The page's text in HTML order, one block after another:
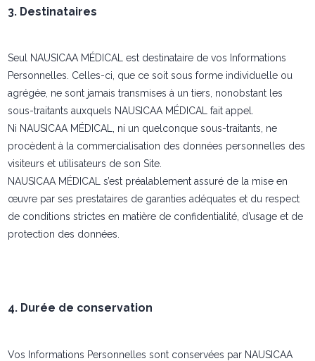
3. Destinataires
Seul NAUSICAA MÉDICAL est destinataire de vos Informations
Personnelles. Celles-ci, que ce soit sous forme individuelle ou
agrégée, ne sont jamais transmises à un tiers, nonobstant les
sous-traitants auxquels NAUSICAA MÉDICAL fait appel.
Ni NAUSICAA MÉDICAL, ni un quelconque sous-traitants, ne
procèdent à la commercialisation des données personnelles des
visiteurs et utilisateurs de son Site.
NAUSICAA MÉDICAL s’est préalablement assuré de la mise en
œuvre par ses prestataires de garanties adéquates et du respect
de conditions strictes en matière de confidentialité, d’usage et de
protection des données.
4. Durée de conservation
Vos Informations Personnelles sont conservées par NAUSICAA